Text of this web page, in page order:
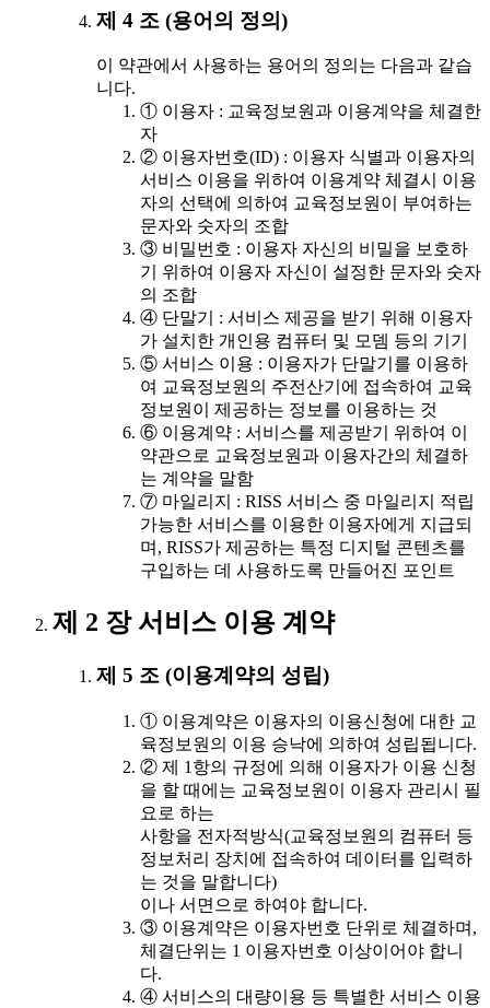
제 4 조 (용어의 정의)
이 약관에서 사용하는 용어의 정의는 다음과 같습
니다.
① 이용자 : 교육정보원과 이용계약을 체결한
자
② 이용자번호(ID) : 이용자 식별과 이용자의
서비스 이용을 위하여 이용계약 체결시 이용
자의 선택에 의하여 교육정보원이 부여하는
문자와 숫자의 조합
③ 비밀번호 : 이용자 자신의 비밀을 보호하
기 위하여 이용자 자신이 설정한 문자와 숫자
의 조합
④ 단말기 : 서비스 제공을 받기 위해 이용자
가 설치한 개인용 컴퓨터 및 모뎀 등의 기기
⑤ 서비스 이용 : 이용자가 단말기를 이용하
여 교육정보원의 주전산기에 접속하여 교육
정보원이 제공하는 정보를 이용하는 것
⑥ 이용계약 : 서비스를 제공받기 위하여 이
약관으로 교육정보원과 이용자간의 체결하
는 계약을 말함
⑦ 마일리지 : RISS 서비스 중 마일리지 적립
가능한 서비스를 이용한 이용자에게 지급되
며, RISS가 제공하는 특정 디지털 콘텐츠를
구입하는 데 사용하도록 만들어진 포인트
제 2 장 서비스 이용 계약
제 5 조 (이용계약의 성립)
① 이용계약은 이용자의 이용신청에 대한 교
육정보원의 이용 승낙에 의하여 성립됩니다.
② 제 1항의 규정에 의해 이용자가 이용 신청
을 할 때에는 교육정보원이 이용자 관리시 필
요로 하는
사항을 전자적방식(교육정보원의 컴퓨터 등
정보처리 장치에 접속하여 데이터를 입력하
는 것을 말합니다)
이나 서면으로 하여야 합니다.
③ 이용계약은 이용자번호 단위로 체결하며,
체결단위는 1 이용자번호 이상이어야 합니
다.
④ 서비스의 대량이용 등 특별한 서비스 이용